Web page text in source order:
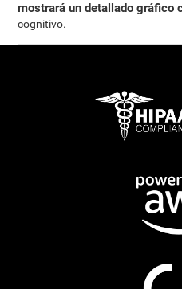
mostrará un detallado gráfico
cognitivo.